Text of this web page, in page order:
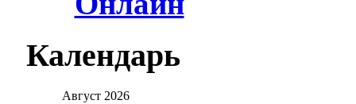
Календарь
Август 2026